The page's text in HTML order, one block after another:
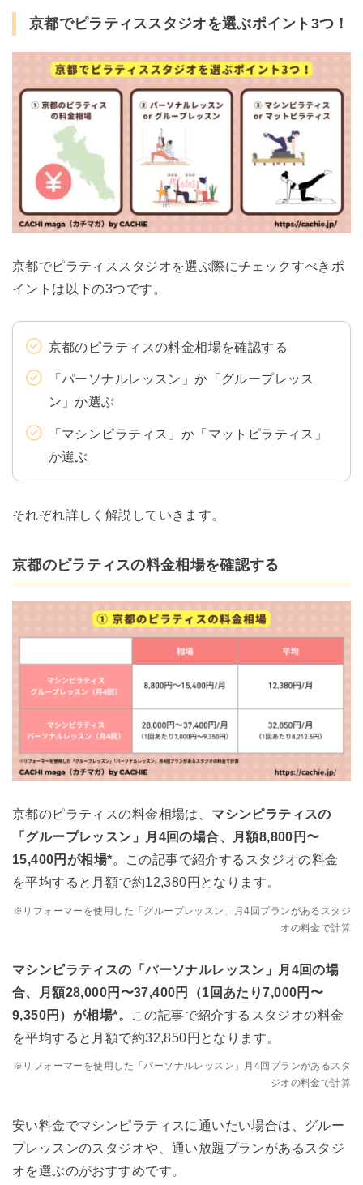
京都でピラティススタジオを選ぶポイント3つ！
京都でピラティススタジオを選ぶ際にチェックすべきポ
イントは以下の3つです。
京都のピラティスの料金相場を確認する
「パーソナルレッスン」か「グループレッス
ン」か選ぶ
「マシンピラティス」か「マットピラティス」
か選ぶ
それぞれ詳しく解説していきます。
京都のピラティスの料金相場を確認する
京都のピラティスの料金相場は、 マシンピラティスの
「グループレッスン」月4回の場合、月額8,800円〜
15,400円が相場*。この記事で紹介するスタジオの料金
を平均すると月額で約12,380円となります。
※リフォーマーを使用した「グループレッスン」月4回プランがあるスタジ
オの料金で計算
マシンピラティスの「パーソナルレッスン」月4回の場
合、月額28,000円〜37,400円（1回あたり7,000円〜
9,350円）が相場*。
この記事で紹介するスタジオの料金
を平均すると月額で約32,850円となります。
※リフォーマーを使用した「パーソナルレッスン」月4回プランがあるスタ
ジオの料金で計算
安い料金でマシンピラティスに通いたい場合は、グルー
プレッスンのスタジオや、通い放題プランがあるスタジ
オを選ぶのがおすすめです。